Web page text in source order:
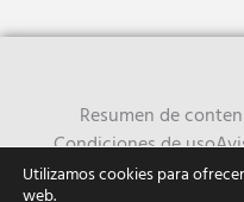
Resumen de
Condiciones de uso
Utilizamos cookies para